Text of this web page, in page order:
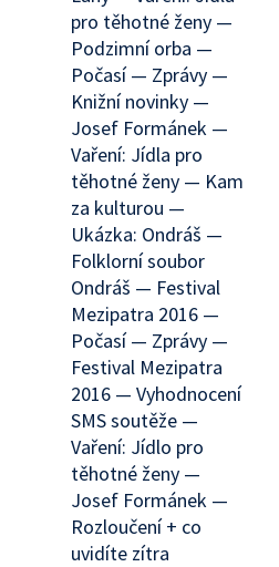
pro těhotné ženy —
Podzimní orba —
Počasí — Zprávy —
Knižní novinky —
Josef Formánek —
Vaření: Jídla pro
těhotné ženy — Kam
za kulturou —
Ukázka: Ondráš —
Folklorní soubor
Ondráš — Festival
Mezipatra 2016 —
Počasí — Zprávy —
Festival Mezipatra
2016 — Vyhodnocení
SMS soutěže —
Vaření: Jídlo pro
těhotné ženy —
Josef Formánek —
Rozloučení + co
uvidíte zítra